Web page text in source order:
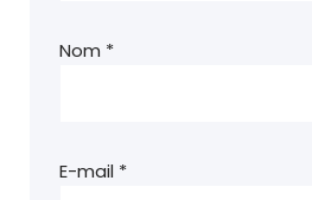
Nom *
E-mail *